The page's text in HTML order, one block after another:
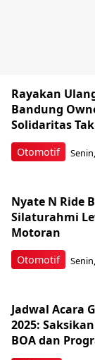
Otomotif
Rayakan
Bandung
Solidaritas
Otomotif
Nyate N Ride
Silaturahmi
Motoran
Jadwal Acara
2025:
BOA dan